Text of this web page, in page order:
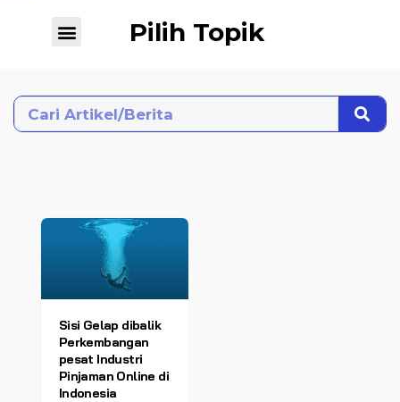
Pilih Topik
Sisi Gelap dibalik
Perkembangan
pesat Industri
Pinjaman Online di
Indonesia